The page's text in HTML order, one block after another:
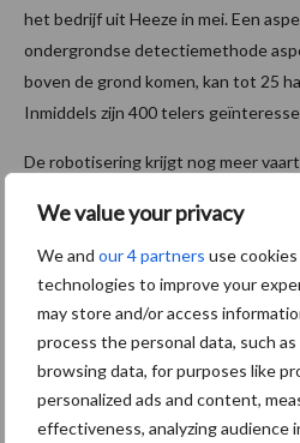
We value your privacy
We and our 4 partners use
technologies to improve your
may store and/or access
process the personal data, such
browsing data, for purposes like
personalized ads and content,
effectiveness, analyzing audience
het bedrijf uit Heeze in mei. Een
ondergrondse detectiemethode
boven de grond komen, kan tot 25
Inmiddels zijn 400 telers
De robotisering krijgt nog meer
Cerescon werkte nauw samen met
de ontwikkeling en (serie)productie
Daarmee is de snelheid van de
bovendien de kostprijs met maar
verdienmodel voor de teler is
agrarische robots. Alles moet
directeur Patrick Geerts van MTA.